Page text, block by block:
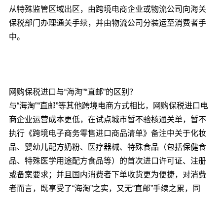
从特殊监管区域出区，由跨境电商企业或物流公司向海关
保税部门办理通关手续，并由物流公司分装运至消费者手
中。
网购保税进口与“海淘”“直邮”的区别？
与“海淘”“直邮”等其他跨境电商方式相比，网购保税进口电
商企业运营成本更低，在试点城市暂不验核通关单，暂不
执行《跨境电子商务零售进口商品清单》备注中关于化妆
品、婴幼儿配方奶粉、医疗器械、特殊食品（包括保健食
品、特殊医学用途配方食品等）的首次进口许可证、注册
或备案要求；并且国内消费者下单收货更为便捷，对消费
者而言，既享受了“海淘”之实，又无“直邮”手续之累，同